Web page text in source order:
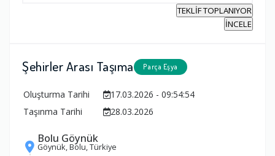
TEKLİF TOPLANIYOR
İNCELE
Şehirler Arası Taşıma Parça Eşya
Oluşturma Tarihi
17.03.2026 - 09:54:54
Taşınma Tarihi
28.03.2026
Bolu Göynük
Göynük, Bolu, Türkiye